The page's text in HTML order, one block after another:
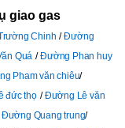
giao gas
Chinh
Đường
Quá
Đường Phan huy
Pham văn chiêu
đức thọ
Đường Lê văn
Đường Quang trung